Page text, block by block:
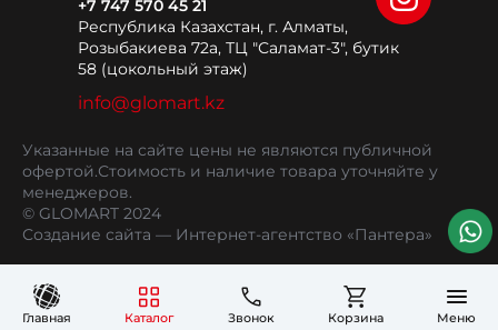
Главная Каталог Звонок Корзина Меню
+7 747 570 45 21
Республика Казахстан, г. Алматы,
Розыбакиева 72а, ТЦ "Саламат-3", бутик
58 (цокольный этаж)
info@glomart.kz
Указанные на сайте цены не являются публичной
офертой.Стоимость и наличие товара уточняйте у
менеджеров.
© GLOMART 2024
Создание сайта — Интернет-агентство «Пантера»